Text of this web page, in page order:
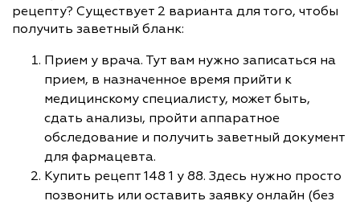
рецепту? Существует 2 варианта для того, чтобы
получить заветный бланк:
Прием у врача. Тут вам нужно записаться на
прием, в назначенное время прийти к
медицинскому специалисту, может быть,
сдать анализы, пройти аппаратное
обследование и получить заветный документ
для фармацевта.
Купить рецепт 148 1 у 88. Здесь нужно просто
позвонить или оставить заявку онлайн (без